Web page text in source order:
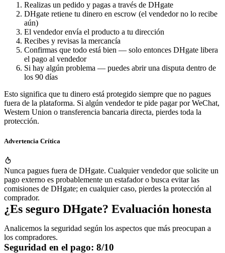
Realizas un pedido y pagas a través de DHgate
DHgate retiene tu dinero en escrow (el vendedor no lo recibe
aún)
El vendedor envía el producto a tu dirección
Recibes y revisas la mercancía
Confirmas que todo está bien — solo entonces DHgate libera
el pago al vendedor
Si hay algún problema — puedes abrir una disputa dentro de
los 90 días
Esto significa que tu dinero está protegido siempre que no pagues
fuera de la plataforma. Si algún vendedor te pide pagar por WeChat,
Western Union o transferencia bancaria directa, pierdes toda la
protección.
Advertencia Crítica
Nunca pagues fuera de DHgate. Cualquier vendedor que solicite un
pago externo es probablemente un estafador o busca evitar las
comisiones de DHgate; en cualquier caso, pierdes la protección al
comprador.
¿Es seguro DHgate? Evaluación honesta
Analicemos la seguridad según los aspectos que más preocupan a
los compradores.
Seguridad en el pago: 8/10